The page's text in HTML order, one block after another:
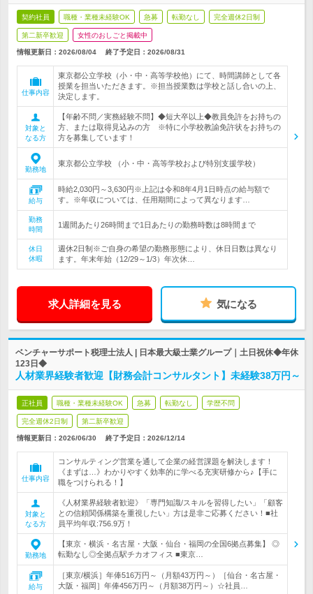
契約社員 職種・業種未経験OK 急募 転勤なし 完全週休2日制
第二新卒歓迎 女性のおしごと掲載中
情報更新日：2026/08/04 終了予定日： 2026/08/31
仕事内容
東京都公立学校（小・中・高等学校他）にて、時間講師として各
授業を担当いただきます。※担当授業数は学校と話し合いの上、
決定します。
対象と
なる方
【年齢不問／実務経験不問】◆短大卒以上◆教員免許をお持ちの
方、または取得見込みの方 ※特に小学校教諭免許状をお持ちの
方を募集しています！
勤務地
東京都公立学校 （小・中・高等学校および特別支援学校）
給与
時給2,030円～3,630円※上記は令和8年4月1日時点の給与額で
す。※年収については、任用期間によって異なります…
勤務
時間
1週間あたり26時間まで1日あたりの勤務時数は8時間まで
休日
休暇
週休2日制※ご自身の希望の勤務形態により、休日日数は異なり
ます。年末年始（12/29～1/3）年次休…
求人詳細を見る 気になる
ベンチャーサポート税理士法人 | 日本最大級士業グループ｜土日祝休◆年休
123日◆
人材業界経験者歓迎【財務会計コンサルタント】未経験38万円～
正社員 職種・業種未経験OK 急募 転勤なし 学歴不問
完全週休2日制 第二新卒歓迎
情報更新日：2026/06/30 終了予定日： 2026/12/14
仕事内容
コンサルティング営業を通して企業の経営課題を解決します！
《まずは…》わかりやすく効率的に学べる充実研修から♪【手に
職をつけられる！】
対象と
なる方
《人材業界経験者歓迎》「専門知識/スキルを習得したい」「顧客
との信頼関係構築を重視したい」方は是非ご応募ください！■社
員平均年収:756.9万！
勤務地
【東京・横浜・名古屋・大阪・仙台・福岡の全国6拠点募集】 ◎
転勤なし◎全拠点駅チカオフィス ■東京…
給与
［東京/横浜］年俸516万円～（月額43万円～）［仙台・名古屋・
大阪・福岡］年俸456万円～（月額38万円～）☆社員…